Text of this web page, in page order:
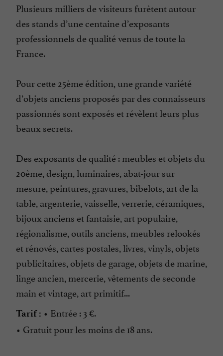
Plusieurs milliers de visiteurs furètent autour
des stands d’une centaine d’exposants
professionnels de qualité venus de toute la
France.
Pour cette 25ème édition, une grande variété
d’objets anciens proposés par des connaisseurs
passionnés sont exposés et révèlent leurs plus
beaux secrets.
Des exposants de qualité : meubles et objets du
20ème, design, luminaires, abat-jour sur
mesure, peintures, gravures, bibelots, art de la
table, argenterie, vaisselle, verrerie, céramiques,
bijoux anciens et fantaisie, art populaire,
régionalisme, outils anciens, meubles relookés
et rénovés, cartes postales, livres, vinyls, objets
publicitaires, objets de garage, objets de marine,
linge ancien, mercerie, vêtements de seconde
main et vintage, art primitif...
Tarif : • Entrée : 3 €.
• Gratuit pour les moins de 18 ans.